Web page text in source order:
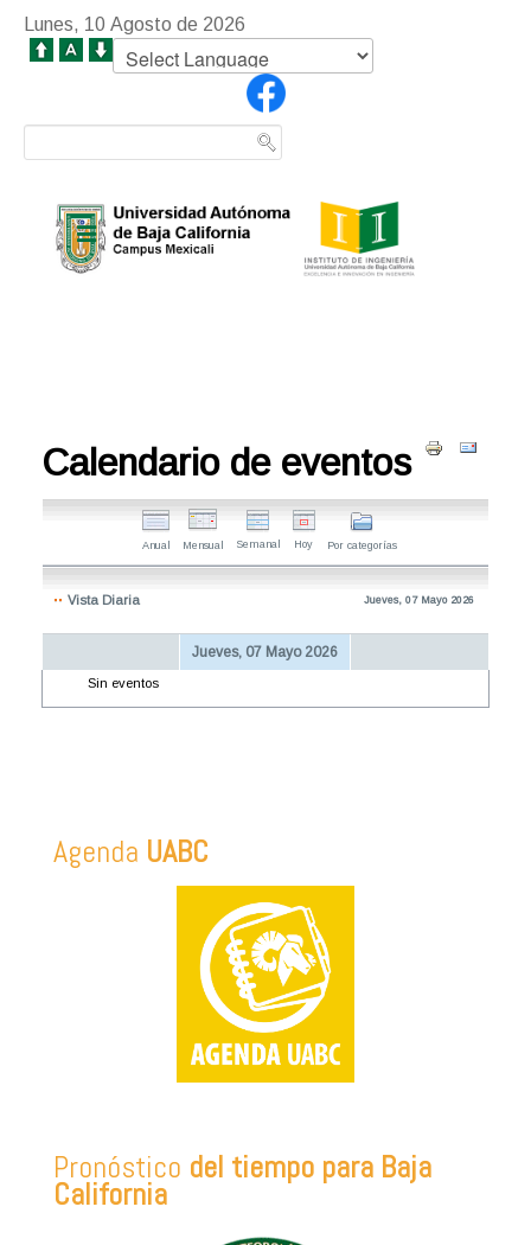
Lunes, 10 Agosto de 2026
Calendario de eventos
Anual Mensual Semanal Hoy Por categorías
Vista Diaria Jueves, 07 Mayo 2026
Jueves, 07 Mayo 2026
Sin eventos
Agenda UABC
Pronóstico del tiempo para Baja
California